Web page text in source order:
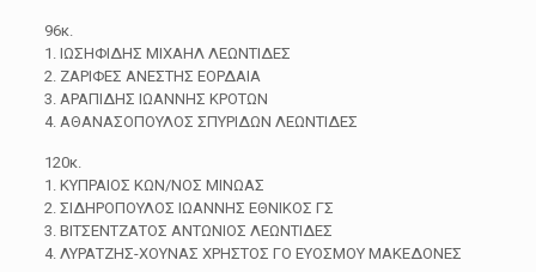
96κ.
1. ΙΩΣΗΦΙΔΗΣ ΜΙΧΑΗΛ ΛΕΩΝΤΙΔΕΣ
2. ΖΑΡΙΦΕΣ ΑΝΕΣΤΗΣ ΕΟΡΔΑΙΑ
3. ΑΡΑΠΙΔΗΣ ΙΩΑΝΝΗΣ ΚΡΟΤΩΝ
4. ΑΘΑΝΑΣΟΠΟΥΛΟΣ ΣΠΥΡΙΔΩΝ ΛΕΩΝΤΙΔΕΣ
120κ.
1. ΚΥΠΡΑΙΟΣ ΚΩΝ/ΝΟΣ ΜΙΝΩΑΣ
2. ΣΙΔΗΡΟΠΟΥΛΟΣ ΙΩΑΝΝΗΣ ΕΘΝΙΚΟΣ ΓΣ
3. ΒΙΤΣΕΝΤΖΑΤΟΣ ΑΝΤΩΝΙΟΣ ΛΕΩΝΤΙΔΕΣ
4. ΛΥΡΑΤΖΗΣ-ΧΟΥΝΑΣ ΧΡΗΣΤΟΣ ΓΟ ΕΥΟΣΜΟΥ ΜΑΚΕΔΟΝΕΣ